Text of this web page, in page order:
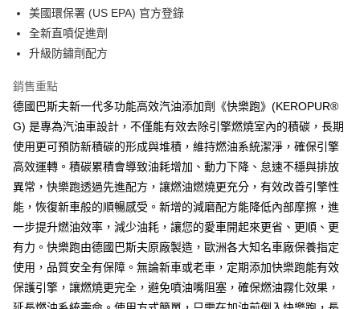
相關說明
【關於「AFTEE先享後付」】
AFTEE先享後付是「在收到商品之後才付款」的支付方式。 讓您購物簡單
便利好安心！
２．便利：只要手機號碼，簡訊認證，即可結帳。
【「AFTEE先享後付」結帳流程】
１．於結帳方式選擇「AFTEE先享後付」後，將跳轉至「AFTEE先享後付」
結帳頁面，進行簡訊認證並確認金額後，即可完成結帳。
２．訂單成立數日內，您將收到繳費通知簡訊。
３．收到繳費通知簡訊後14天內，點擊此簡訊中的連結，可透過四大超商／
ATM／網路銀行／等多元方式進行付款，方視為交易完成。
※ 請注意：結帳手續完成當下不需立刻繳費，但若您需要取消訂單，請聯絡
購買商品的店家。未經商家同意取消之訂單仍視為有效，需透過AFTEE先享
後付繳納相關費用。
是否繳費成功／繳費後需取消欲退款等相關疑問，請聯繫「AFTEE先享後付
客戶支援中心」https://netprotections.freshdesk.com/support/home
運送方式
每筆NT$60，滿NT$499(含以上)免運費
7-11取貨付款
每筆NT$60，滿NT$499(含以上)免運費
宅配
美國環保署 (US EPA) 官方登錄
全新直噴促進劑
升級防鏽劑配方
銷售重點
德國巴斯夫新一代多功能高效汽油添加劑《快樂跑》(KEROPUR®
G) 是專為汽油車設計，不僅能有效去除引擎燃燒室內的積碳，長期
使用更可預防新積碳的形成與堆積，維持燃油系統潔淨，確保引擎
高效運轉。積碳累積會導致油耗增加、動力下降、怠速不穩與排放
異常，快樂跑透過先進配方，讓燃油燃燒更充分，有效改善引擎性
能，恢復新車般的順暢感受。新增的減磨配方能降低內部摩擦，進
一步提升燃油效率，減少油耗，讓您的愛車開起來更省、更順、更
有力。快樂跑由德國巴斯夫原廠製造，歐洲各大知名車廠保養指定
使用，品質安全有保障。無論新車或老車，定期添加快樂跑能有效
保護引擎，讓燃燒更完全，避免噴油嘴阻塞，確保燃油霧化效果，